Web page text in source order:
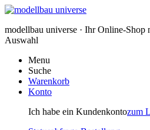
modellbau universe · Ihr Online-
Auswahl
Menu
Suche
Warenkorb
Konto
Ich habe ein Kundenkontozum